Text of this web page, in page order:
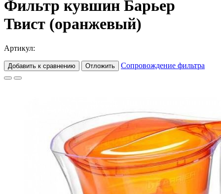
Фильтр кувшин Барьер
Твист (оранжевый)
Артикул:
Добавить к сравнению Отложить Сопровождение фильтра